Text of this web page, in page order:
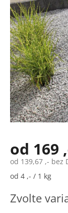
od 169
od 139,67 ,- bez
Měrná
od 4 ,- / 1 kg
Zvolte